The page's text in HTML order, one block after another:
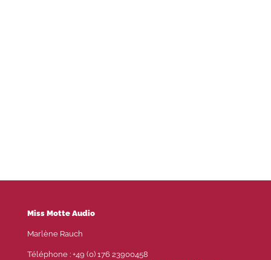
Miss Motte Audio
Marlène Rauch
Téléphone : +49 (0) 176 23900458